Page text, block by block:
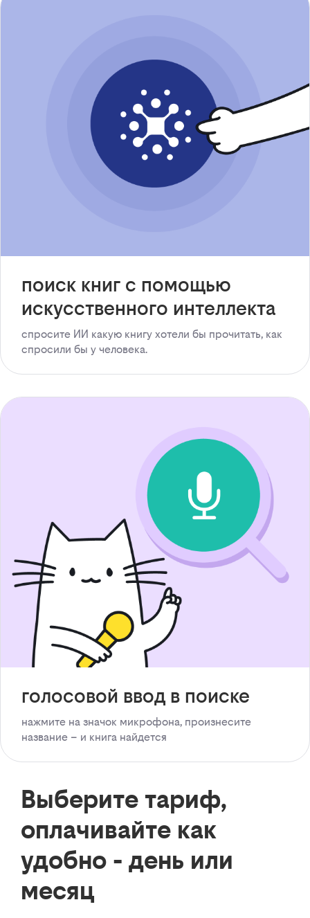
поиск книг с помощью
искусственного интеллекта
спросите ИИ какую книгу хотели бы прочитать, как
спросили бы у человека.
голосовой ввод в поиске
нажмите на значок микрофона, произнесите
название – и книга найдется
Выберите тариф,
оплачивайте как
удобно - день или
месяц